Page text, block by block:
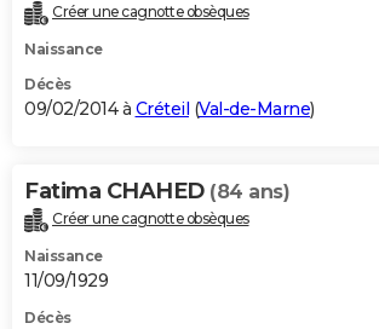
Créer une cagnotte obsèques
Naissance
Décès
09/02/2014 à Créteil (Val-de-Marne)
Fatima CHAHED (84 ans)
Créer une cagnotte obsèques
Naissance
11/09/1929
Décès